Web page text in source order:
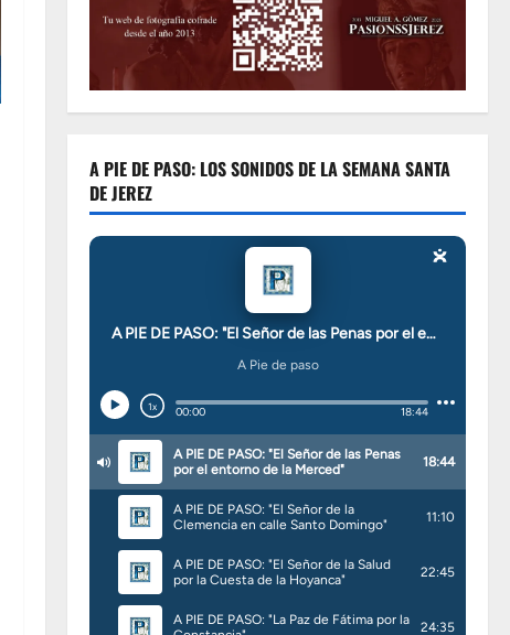
A PIE DE PASO: LOS SONIDOS DE LA SEMANA SANTA
DE JEREZ